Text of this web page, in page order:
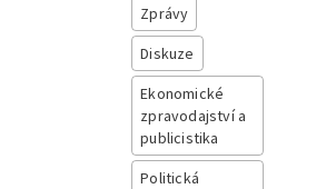
Zprávy
Diskuze
Ekonomické
zpravodajství a
publicistika
Politická